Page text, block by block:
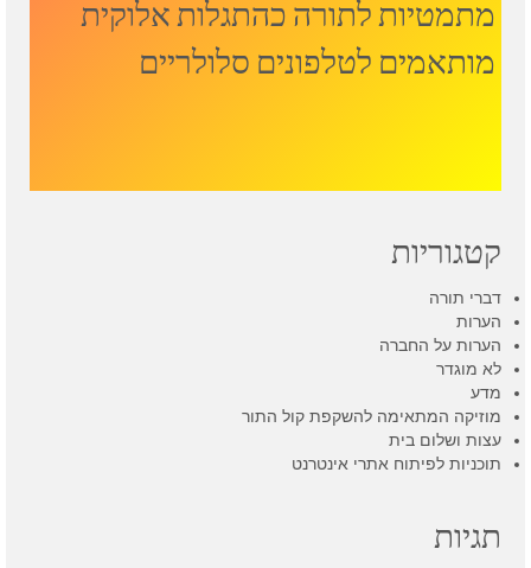
מתמטיות לתורה כהתגלות אלוקית
מותאמים לטלפונים סלולריים
קטגוריות
דברי תורה
הערות
הערות על החברה
לא מוגדר
מדע
מוזיקה המתאימה להשקפת קול התור
עצות ושלום בית
תוכניות לפיתוח אתרי אינטרנט
תגיות